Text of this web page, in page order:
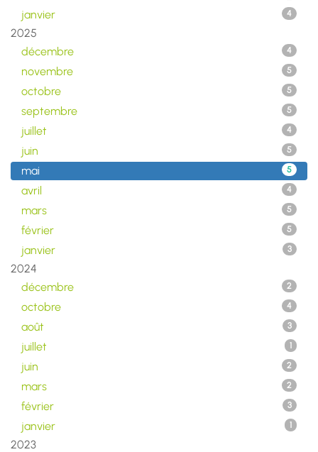
janvier 4
2025
décembre
4
novembre 5
octobre 5
septembre 5
juillet 4
juin 5
mai 5
avril 4
mars 5
février 5
janvier 3
2024
décembre
2
octobre 4
août 3
juillet 1
juin 2
mars 2
février 3
janvier 1
2023